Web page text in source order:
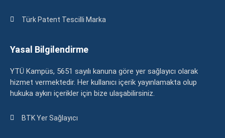
Türk Patent Tescilli Marka
Yasal Bilgilendirme
YTÜ Kampüs, 5651 sayılı kanuna göre yer sağlayıcı olarak
hizmet vermektedir. Her kullanıcı içerik yayınlamakta olup
hukuka aykırı içerikler için bize ulaşabilirsiniz.
BTK Yer Sağlayıcı